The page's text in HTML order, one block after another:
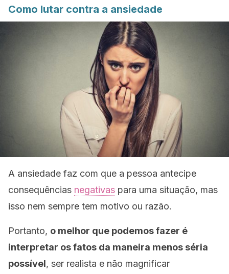
Como lutar contra a ansiedade
A ansiedade faz com que a pessoa antecipe
consequências negativas para uma situação, mas
isso nem sempre tem motivo ou razão.
Portanto, o melhor que podemos fazer é
interpretar os fatos da maneira menos séria
possível, ser realista e não magnificar